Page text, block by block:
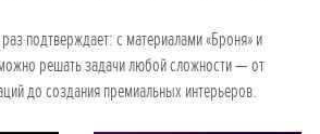
подтверждает: с материалами «Броня» и
решать задачи любой сложности — от
до создания премиальных интерьеров.